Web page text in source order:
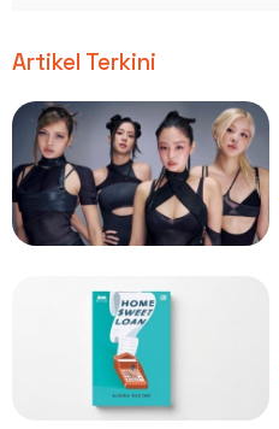
Artikel Terkini